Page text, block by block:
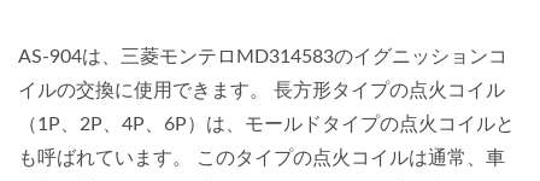
AS-904は、三菱モンテロMD314583のイグニッションコ
イルの交換に使用できます。 長方形タイプの点火コイル
（1P、2P、4P、6P）は、モールドタイプの点火コイルと
も呼ばれています。 このタイプの点火コイルは通常、車